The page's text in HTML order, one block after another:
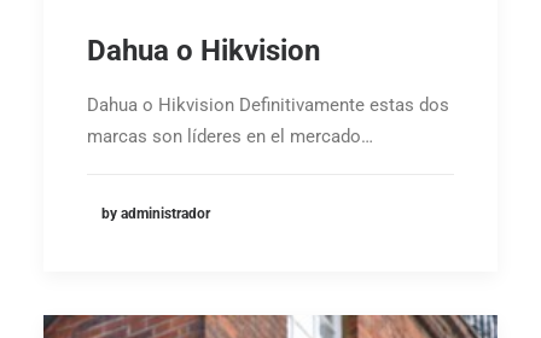
Dahua o Hikvision
Dahua o Hikvision Definitivamente estas dos
marcas son líderes en el mercado…
by administrador